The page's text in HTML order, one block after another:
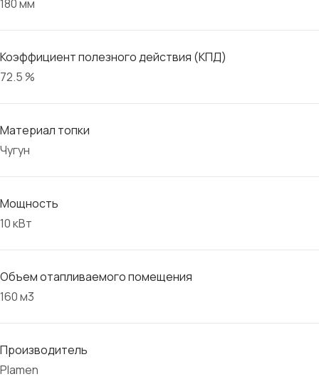
180 мм
Коэффициент полезного действия (КПД)
72.5 %
Материал топки
Чугун
Мощность
10 кВт
Объем отапливаемого помещения
160 м3
Производитель
Plamen